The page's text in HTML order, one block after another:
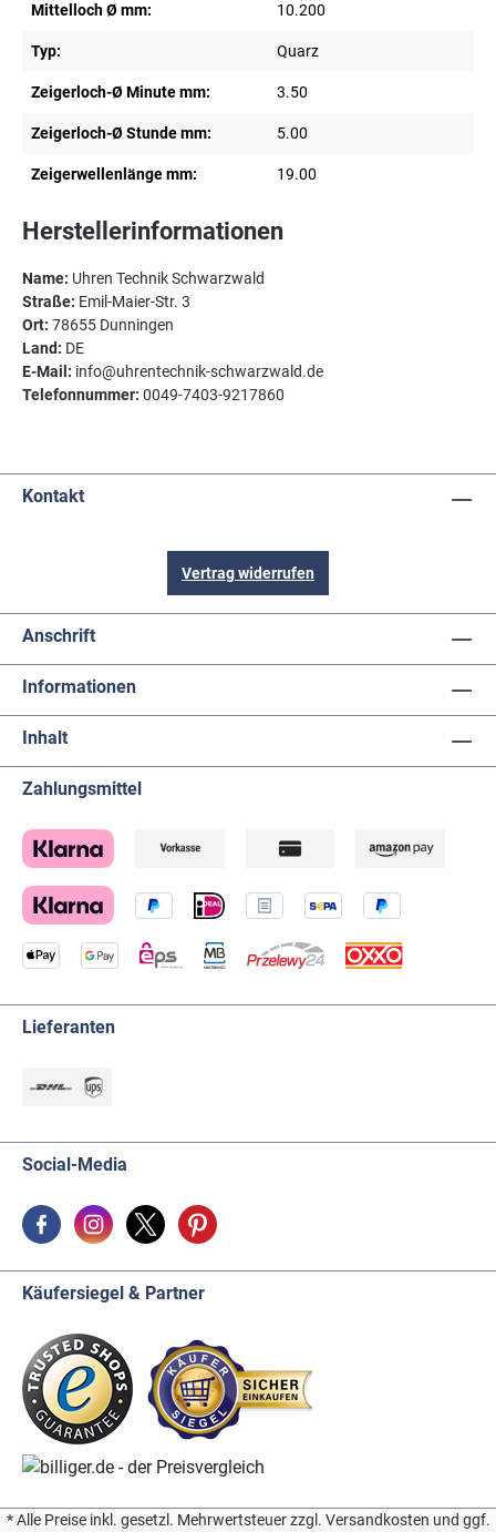
Mittelloch Ø mm: 10.200
Typ: Quarz
Zeigerloch-Ø Minute mm: 3.50
Zeigerloch-Ø Stunde mm: 5.00
Zeigerwellenlänge mm: 19.00
Herstellerinformationen
Name: Uhren Technik Schwarzwald
Straße: Emil-Maier-Str. 3
Ort: 78655 Dunningen
Land: DE
E-Mail: info@uhrentechnik-schwarzwald.de
Telefonnummer: 0049-7403-9217860
Kontakt
Vertrag widerrufen
Anschrift
Informationen
Inhalt
Zahlungsmittel
Lieferanten
Social-Media
Käufersiegel & Partner
* Alle Preise inkl. gesetzl. Mehrwertsteuer zzgl. Versandkosten und ggf.